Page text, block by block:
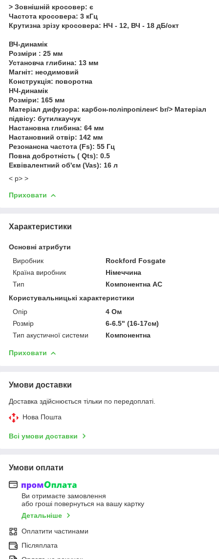
> Зовнішній кросовер: є
Частота кросовера: 3 кГц
Крутизна зрізу кросовера: НЧ - 12, ВЧ - 18 дБ/окт
ВЧ-динамік
Розміри : 25 мм
Установча глибина: 13 мм
Магніт: неодимовий
Конструкція: поворотна
НЧ-динамік
Розміри: 165 мм
Матеріал дифузора: карбон-поліпропілен< br/> Матеріал
підвісу: бутилкаучук
Настановна глибина: 64 мм
Настановний отвір: 142 мм
Резонансна частота (Fs): 55 Гц
Повна добротність ( Qts): 0.5
Еквівалентний об'єм (Vas): 16 л
< p> >
Приховати
Характеристики
Основні атрибути
Виробник
Rockford Fosgate
Країна виробник
Німеччина
Тип
Компонентна АС
Користувальницькі характеристики
Опір
4 Ом
Розмір
6-6.5" (16-17см)
Тип акустичної системи
Компонентна
Приховати
Умови доставки
Доставка здійснюється тільки по передоплаті.
Нова Пошта
Всі умови доставки
Умови оплати
Ви отримаєте замовлення
або гроші повернуться на вашу картку
Детальніше
Оплатити частинами
Післяплата